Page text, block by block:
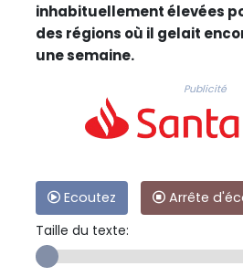
inhabituellement élevées
des régions où il gelait
une semaine.
Publicité
Ecoutez
Arrête
Taille du texte: